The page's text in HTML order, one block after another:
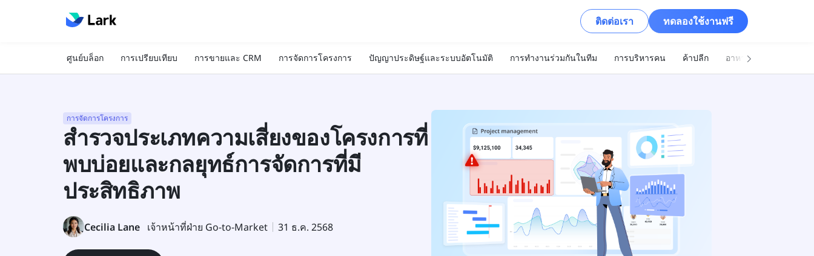
ติดต่อเรา ทดลองใช้งานฟรี
ศูนย์บล็อก การเปรียบเทียบ การขายและ CRM การจัดการโครงการ ปัญญาประดิษฐ์และระบบอัตโนมัติ การทำงานร่วมกันในทีม การบริหารคน ค้าปลีก อาหารและเครื่องดื่ม
การจัดการโครงการ
สำรวจประเภทความเสี่ยงของโครงการที่
พบบ่อยและกลยุทธ์การจัดการที่มี
ประสิทธิภาพ
Cecilia Lane เจ้าหน้าที่ฝ่าย Go-to-Market 31 ธ.ค. 2568